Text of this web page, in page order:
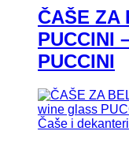
ČAŠE ZA
PUCCINI
PUCCINI
Čaše i dekanteri